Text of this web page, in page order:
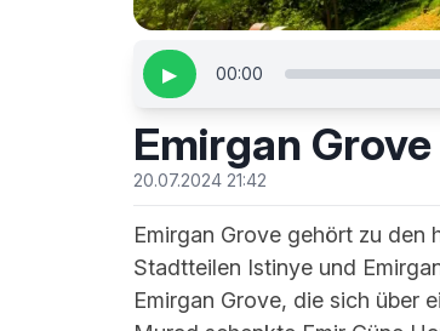
▶ 00:00
Emirgan Grove
20.07.2024 21:42
Emirgan Grove gehört zu den
Stadtteilen Istinye und
Emirgan Grove, die sich über